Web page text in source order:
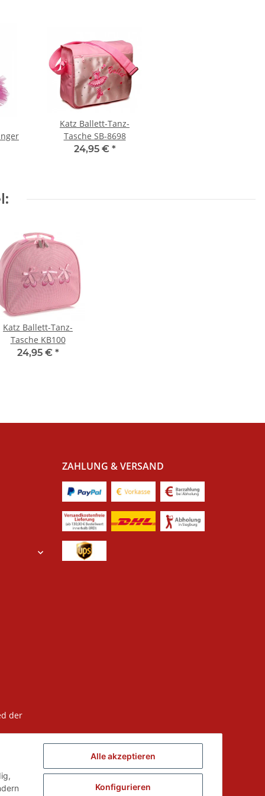
Alle akzeptieren
Konfigurieren
Katz Ballett-Tanz-
Tasche SB-8698
24,95 € *
Katz Ballett-Tanz-
Tasche KB100
24,95 € *
ZAHLUNG & VERSAND
der